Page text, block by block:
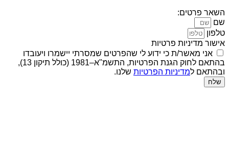
השאר פרטים:
שם
טלפון
אישור מדיניות פרטיות
אני מאשר/ת כי ידוע לי שהפרטים שמסרתי יישמרו ויעובדו
בהתאם לחוק הגנת הפרטיות, התשמ"א–1981 (כולל תיקון 13),
ובהתאם למדיניות הפרטיות שלנו.
שלח